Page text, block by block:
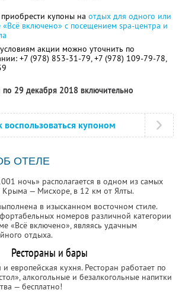
купоны на отдых для одного или
«Всё включено» с посещением spa-центра и
акции можно уточнить по
+7 (978) 853-31-79,+7 (978) 109-79-78,
по 29 декабря 2018 включительно
воспользоваться купоном
ОТЕЛЕ
ночь» располагается в одном из самых
Крыма — Мисхоре, в 12 км от Ялты.
в изысканном восточном стиле.
номеров различной категории
«Всё включено», являясь удачным
отдыха.
Рестораны и бары
европейская кухня. Ресторан работает по
алкогольные и безалкогольные напитки
— бесплатно!